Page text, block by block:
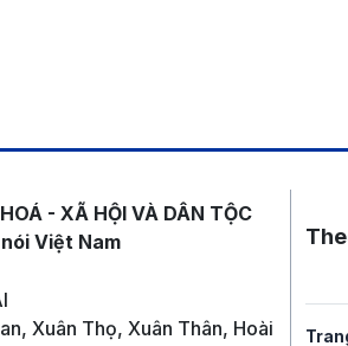
- XÃ HỘI VÀ DÂN TỘC
Việt Nam
Xuân Thọ, Xuân Thân, Hoài